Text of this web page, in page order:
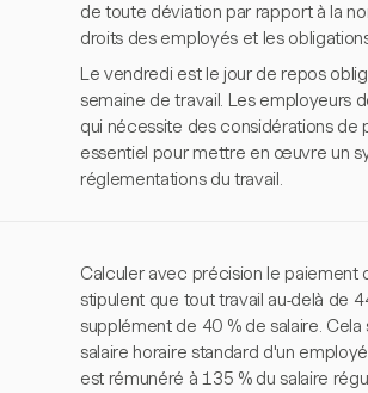
de toute déviation par rapport à la
droits des employés et les
Le vendredi est le jour de repos
semaine de travail. Les employeurs
qui nécessite des considérations
essentiel pour mettre en œuvre un
réglementations du travail.
Calculer avec précision le paiement
stipulent que tout travail au-delà de
supplément de 40 % de salaire.
salaire horaire standard d'un
est rémunéré à 135 % du salaire